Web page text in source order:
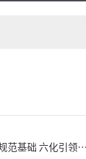
化引领钢铁高质量发展